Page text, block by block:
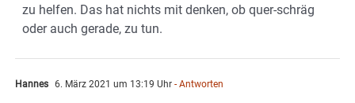
zu helfen. Das hat nichts mit denken, ob quer-schräg
oder auch gerade, zu tun.
Hannes 6. März 2021 um 13:19 Uhr - Antworten